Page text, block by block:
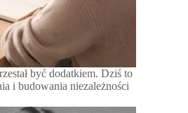
być dodatkiem. Dziś to
i budowania niezależności